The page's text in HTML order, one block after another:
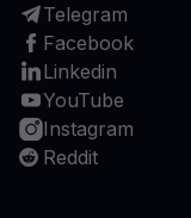
Telegram
Facebook
Linkedin
YouTube
Instagram
Reddit